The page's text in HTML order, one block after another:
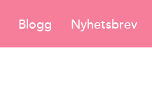
Blogg Nyhetsbrev